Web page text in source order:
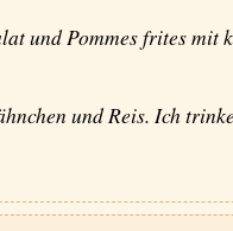
und Pommes frites mit
und Reis. Ich